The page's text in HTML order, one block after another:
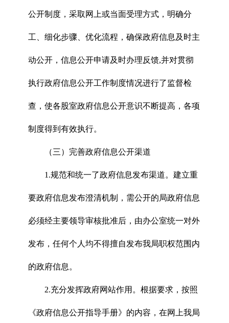
公开制度，采取网上或当面受理方式，明确分
工、细化步骤、优化流程，确保政府信息及时主
动公开，信息公开申请及时办理反馈,并对贯彻
执行政府信息公开工作制度情况进行了监督检
查，使各股室政府信息公开意识不断提高，各项
制度得到有效执行。
（三）完善政府信息公开渠道
1.规范和统一了政府信息发布渠道。建立重
要政府信息发布澄清机制，需公开的局政府信息
必须经主要领导审核批准后，由办公室统一对外
发布，任何个人均不得擅自发布我局职权范围内
的政府信息。
2.充分发挥政府网站作用。根据要求，按照
《政府信息公开指导手册》的内容，在网上我局